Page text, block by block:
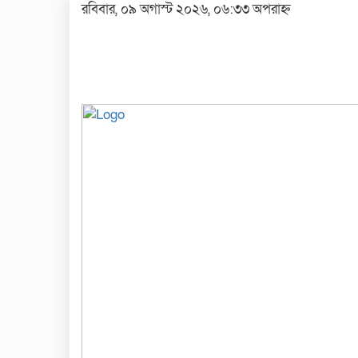
রবিবার, ০৯ অগাস্ট ২০২৬, ০৬:৩৩ অপরাহ্ন